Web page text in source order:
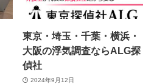
東京・埼玉・千葉・横浜・
大阪の浮気調査ならALG探
偵社
2024年9月12日